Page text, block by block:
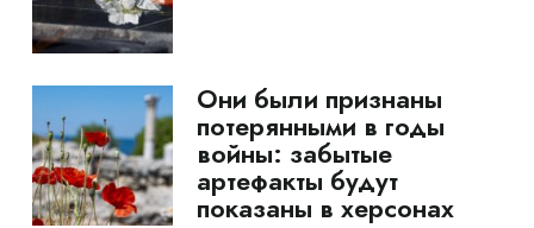
Они были признаны
потерянными в годы
войны: забытые
артефакты будут
показаны в херсонах